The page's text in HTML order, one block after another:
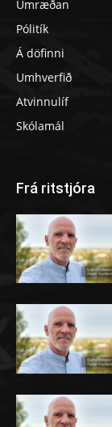
Umræðan
Pólitík
Á döfinni
Umhverfið
Atvinnulíf
Skólamál
Frá ritstjóra